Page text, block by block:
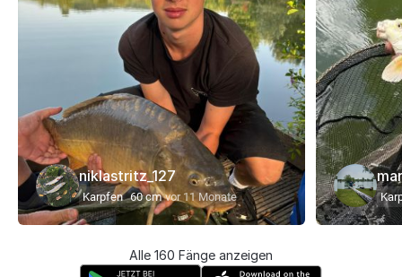
niklastritz_127
Karpfen 60 cm vor 11 Monate
Alle 160 Fänge anzeigen